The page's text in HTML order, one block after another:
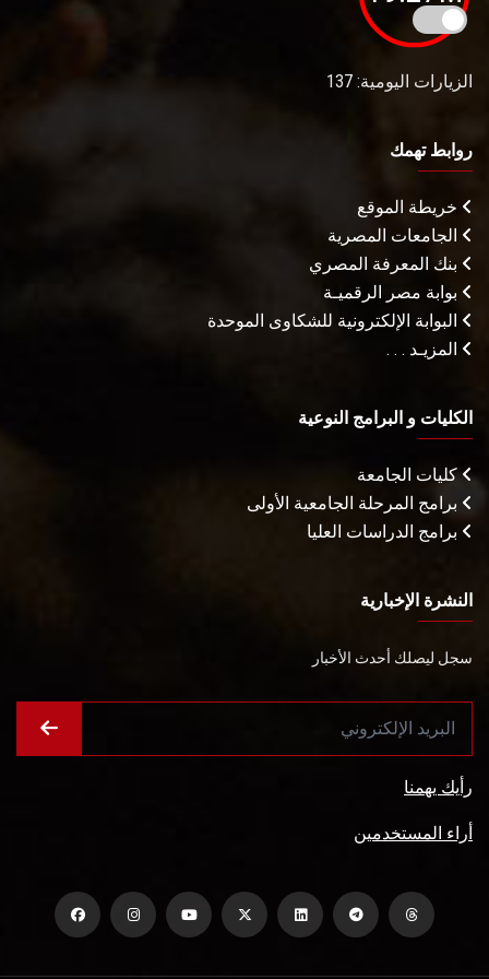
الزيارات اليومية: 137
روابط تهمك
خريطة الموقع
الجامعات المصرية
بنك المعرفة المصري
بوابة مصر الرقميـة
البوابة الإلكترونية للشكاوى الموحدة
المزيـد . . .
الكليات و البرامج النوعية
كليات الجامعة
برامج المرحلة الجامعية الأولى
برامج الدراسات العليا
النشرة الإخبارية
سجل ليصلك أحدث الأخبار
رأيك يهمنا
أراء المستخدمين